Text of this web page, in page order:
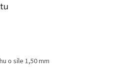
o síle 1,50 mm